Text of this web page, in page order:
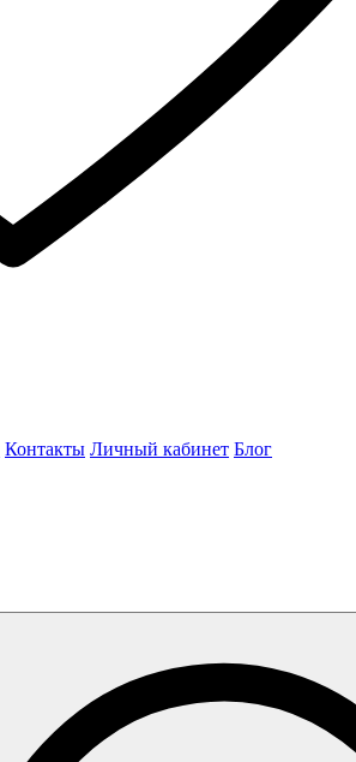
Контакты Личный кабинет Блог